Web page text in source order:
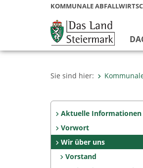
KOMMUNALE
Sie sind hier:
Aktuelle Informationen
Vorwort
Wir über uns
Vorstand